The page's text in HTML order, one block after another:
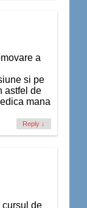
a
si pe
astfel de
mana
Reply ↓
cursul de